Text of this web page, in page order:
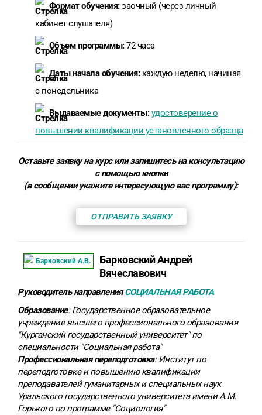
Формат обучения:заочный (через личный
кабинет слушателя)
Объем программы:72 часа
Даты начала обучения: каждую неделю, начиная
с понедельника
Выдаваемые документы:удостоверение о
повышении квалификации установленного образца
Оставьте заявку на курс или запишитесь на консультацию
с помощью кнопки
(в сообщении укажите интересующую вас программу):
ОТПРАВИТЬ ЗАЯВКУ
Барковский Андрей
Вячеславович
Руководитель направленияСОЦИАЛЬНАЯ РАБОТА
Образование: Государственное образовательное
учреждение высшего профессионального образования
"Курганский государственный университет" по
специальности "Социальная работа"
Профессиональная переподготовка: Институт по
переподготовке и повышению квалификации
преподавателей гуманитарных и специальных наук
Уральского государственного университета имени А.М.
Горького по программе "Социология"